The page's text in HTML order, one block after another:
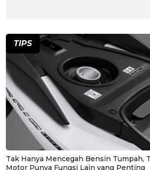
TIPS
Tak Hanya Mencegah Bensin Tumpah,
Motor Punya Fungsi Lain yang Penting